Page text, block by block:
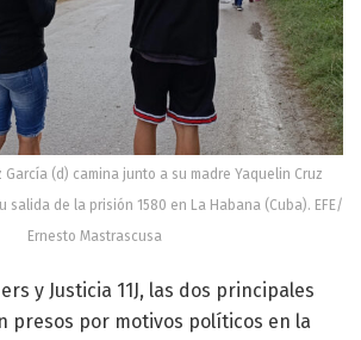
García (d) camina junto a su madre Yaquelin Cruz
salida de la prisión 1580 en La Habana (Cuba). EFE/
Ernesto Mastrascusa
y Justicia 11J, las dos principales
presos por motivos políticos en la